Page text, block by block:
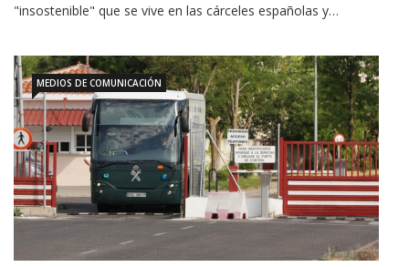
"insostenible" que se vive en las cárceles españolas y…
MEDIOS DE COMUNICACIÓN